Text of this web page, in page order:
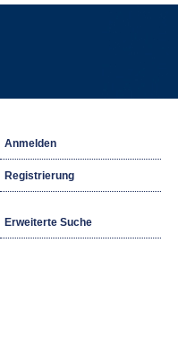
Anmelden
Registrierung
Erweiterte Suche